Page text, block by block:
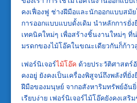
คงเฟื่องฟู ช่างฝีมือและนักออกแบบสมั
การออกแบบแบบดั้งเดิม นำหลักการยั่
เทคนิคใหม่ๆ เพื่อสร้างชิ้นงานใหม่ๆ ที่
มรดกของไม้โอ๊คในขณะเดียวกันก็ก้า
เฟอร์นิเจอร์ไม้โอ๊คด้วยประวัติศาสตร์
คงอยู่ ยังคงเป็นเครื่องพิสูจน์ถึงพลังที่ยั่
ฝีมือของมนุษย์ จากอสังหาริมทรัพย์อัน
เรียบง่าย เฟอร์นิเจอร์ไม้โอ๊คยังคงเสริ